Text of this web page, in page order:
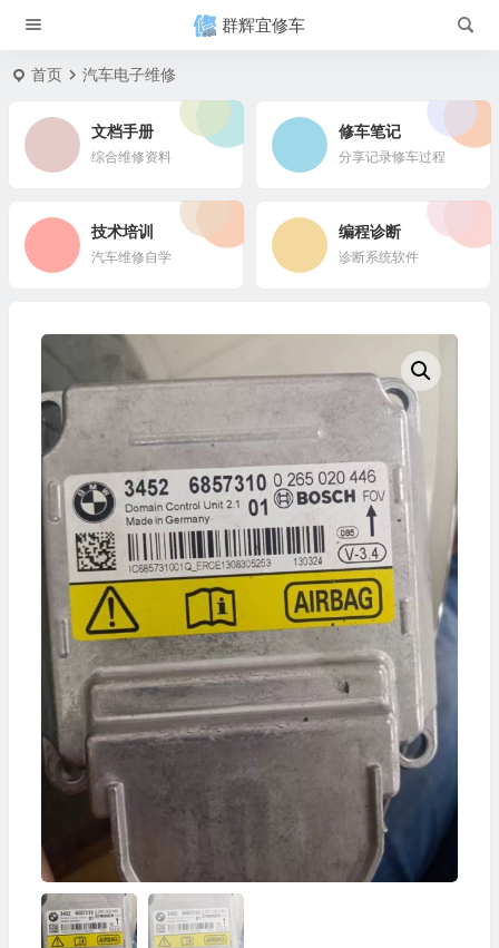
群辉宜修车
首页 汽车电子维修
文档手册
综合维修资料
修车笔记
分享记录修车过程
技术培训
汽车维修自学
编程诊断
诊断系统软件